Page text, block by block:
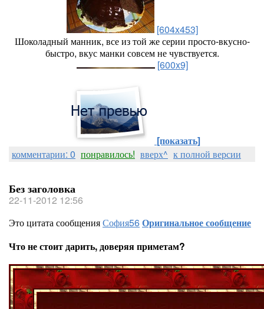
[604x453]
Шоколадный манник, все из той же серии просто-вкусно-
быстро, вкус манки совсем не чувствуется.
[600x9]
[показать]
комментарии: 0 понравилось! вверх^ к полной версии
Без заголовка
22-11-2012 12:56
Это цитата сообщенияСофия56Оригинальное сообщение
Что не стоит дарить, доверяя приметам?